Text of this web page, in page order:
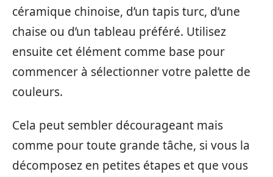
céramique chinoise, d’un tapis turc, d’une
chaise ou d’un tableau préféré. Utilisez
ensuite cet élément comme base pour
commencer à sélectionner votre palette de
couleurs.
Cela peut sembler décourageant mais
comme pour toute grande tâche, si vous la
décomposez en petites étapes et que vous